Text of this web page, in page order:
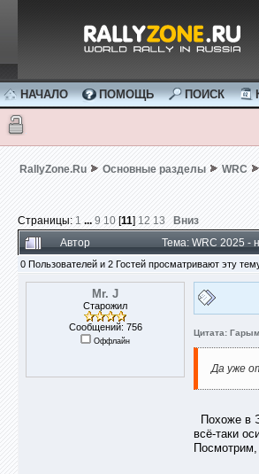
НАЧАЛО ПОМОЩЬ ПОИСК
RallyZone.Ru Основные разделы WRC
Страницы: 1 ... 9 10 [11] 12 13
Вниз
Автор
Тема: WRC 2025 -
0 Пользователей и 2 Гостей просматривают эту
Mr. J
Старожил
Сообщений: 756
Оффлайн
Цитата:
Да уже
Похоже в
всё-таки
Посмотрим,